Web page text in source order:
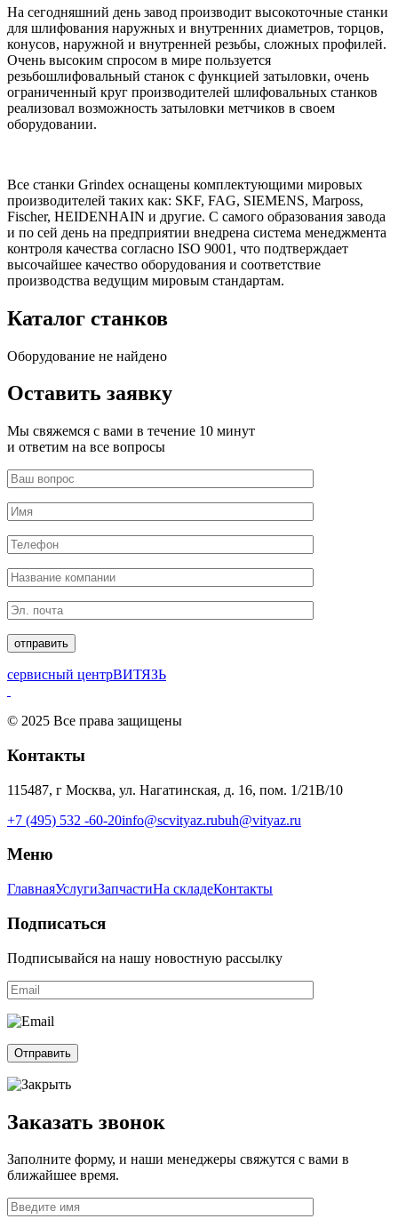
На сегодняшний день завод производит высокоточные станки
для шлифования наружных и внутренних диаметров, торцов,
конусов, наружной и внутренней резьбы, сложных профилей.
Очень высоким спросом в мире пользуется
резьбошлифовальный станок с функцией затыловки, очень
ограниченный круг производителей шлифовальных станков
реализовал возможность затыловки метчиков в своем
оборудовании.
Все станки Grindex оснащены комплектующими мировых
производителей таких как: SKF, FAG, SIEMENS, Marposs,
Fischer, HEIDENHAIN и другие. С самого образования завода
и по сей день на предприятии внедрена система менеджмента
контроля качества согласно ISO 9001, что подтверждает
высочайшее качество оборудования и соответствие
производства ведущим мировым стандартам.
Каталог станков
Оборудование не найдено
Оставить заявку
Мы свяжемся с вами в течение 10 минут
и ответим на все вопросы
сервисный центрВИТЯЗЬ
© 2025 Все права защищены
Контакты
115487, г Москва, ул. Нагатинская, д. 16, пом. 1/21В/10
+7 (495) 532 -60-20info@scvityaz.rubuh@vityaz.ru
Меню
ГлавнаяУслугиЗапчастиНа складеКонтакты
Подписаться
Подписывайся на нашу новостную рассылку
Заказать звонок
Заполните форму, и наши менеджеры свяжутся с вами в
ближайшее время.